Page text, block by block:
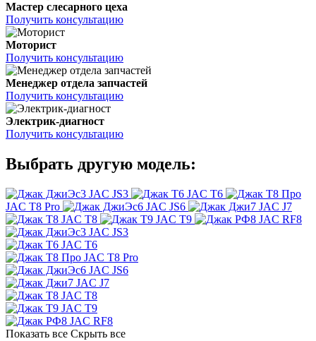
Мастер слесарного цеха
Получить консультацию
Моторист
Получить консультацию
Менеджер отдела запчастей
Получить консультацию
Электрик-диагност
Получить консультацию
Выбрать другую модель:
JAC JS3
JAC T6
JAC T8 Pro
JAC JS6
JAC J7
JAC T8
JAC T9
JAC RF8
JAC JS3
JAC T6
JAC T8 Pro
JAC JS6
JAC J7
JAC T8
JAC T9
JAC RF8
Показать все Скрыть все